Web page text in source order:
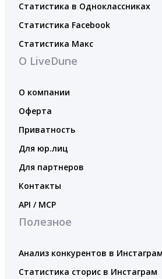
Статистика в Одноклассниках
Статистика Facebook
Статистика Макс
О LiveDune
О компании
Оферта
Приватность
Для юр.лиц
Для партнеров
Контакты
API / MCP
Полезное
Анализ конкурентов в Инстаграм
Статистика сторис в Инстаграм